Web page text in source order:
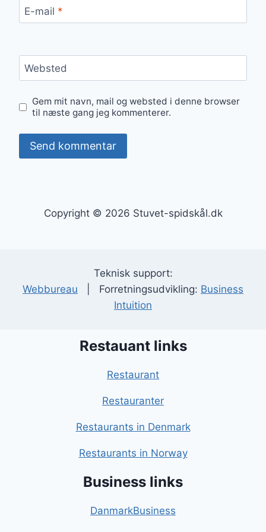
E-mail *
Websted
Gem mit navn, mail og websted i denne browser
til næste gang jeg kommenterer.
Copyright © 2026 Stuvet-spidskål.dk
Teknisk support:
Webbureau | Forretningsudvikling: Business
Intuition
Restauant links
Restaurant
Restauranter
Restaurants in Denmark
Restaurants in Norway
Business links
DanmarkBusiness